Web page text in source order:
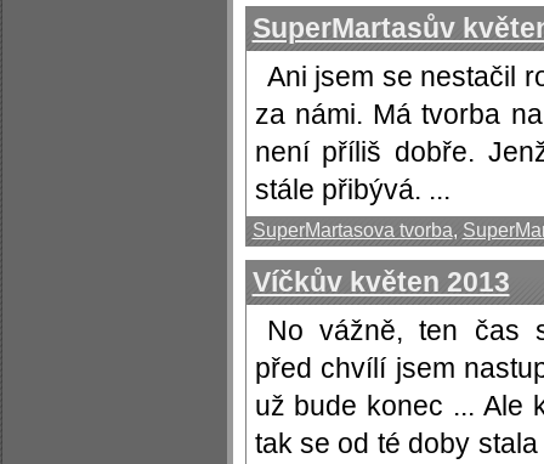
SuperMartasův
Ani jsem se nestačil
za námi. Má tvorba
není příliš dobře.
stále přibývá. ...
SuperMartasova tvorba,
Víčkův květen 2013
No vážně, ten čas
před chvílí jsem
už bude konec ... Ale
tak se od té doby